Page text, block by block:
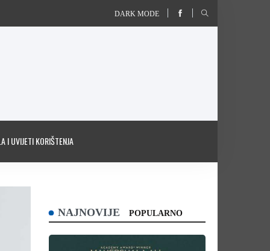
DARK MODE
I UVIJETI KORIŠTENJA
NAJNOVIJE POPULARNO